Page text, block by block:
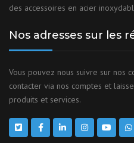
des accessoires en acier
Nos adresses sur les
Vous pouvez nous suivre sur nos
contacter via nos comptes et
produits et services.